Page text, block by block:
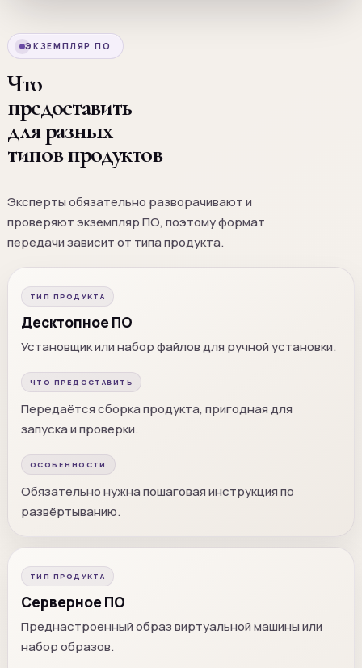
ЭКЗЕМПЛЯР ПО
Что
предоставить
для разных
типов продуктов
Эксперты обязательно разворачивают и
проверяют экземпляр ПО, поэтому формат
передачи зависит от типа продукта.
ТИП ПРОДУКТА
Десктопное ПО
Установщик или набор файлов для ручной установки.
ЧТО ПРЕДОСТАВИТЬ
Передаётся сборка продукта, пригодная для
запуска и проверки.
ОСОБЕННОСТИ
Обязательно нужна пошаговая инструкция по
развёртыванию.
ТИП ПРОДУКТА
Серверное ПО
Преднастроенный образ виртуальной машины или
набор образов.